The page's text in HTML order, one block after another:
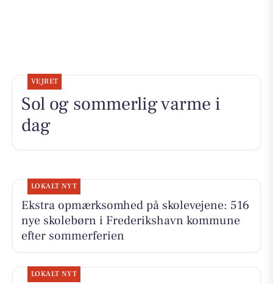
VEJRET
Sol og sommerlig varme i
dag
LOKALT NYT
Ekstra opmærksomhed på skolevejene: 516
nye skolebørn i Frederikshavn kommune
efter sommerferien
LOKALT NYT